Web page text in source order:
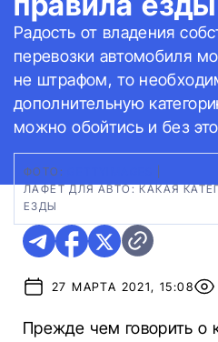
Радость от владения
перевозки автомобиля
не штрафом, то
дополнительную
можно обойтись и без
ФОТО:
ЛАФЕТ ДЛЯ АВТО: КАКАЯ
ЕЗДЫ
27 МАРТА 2021, 15:08
Прежде чем говорить о